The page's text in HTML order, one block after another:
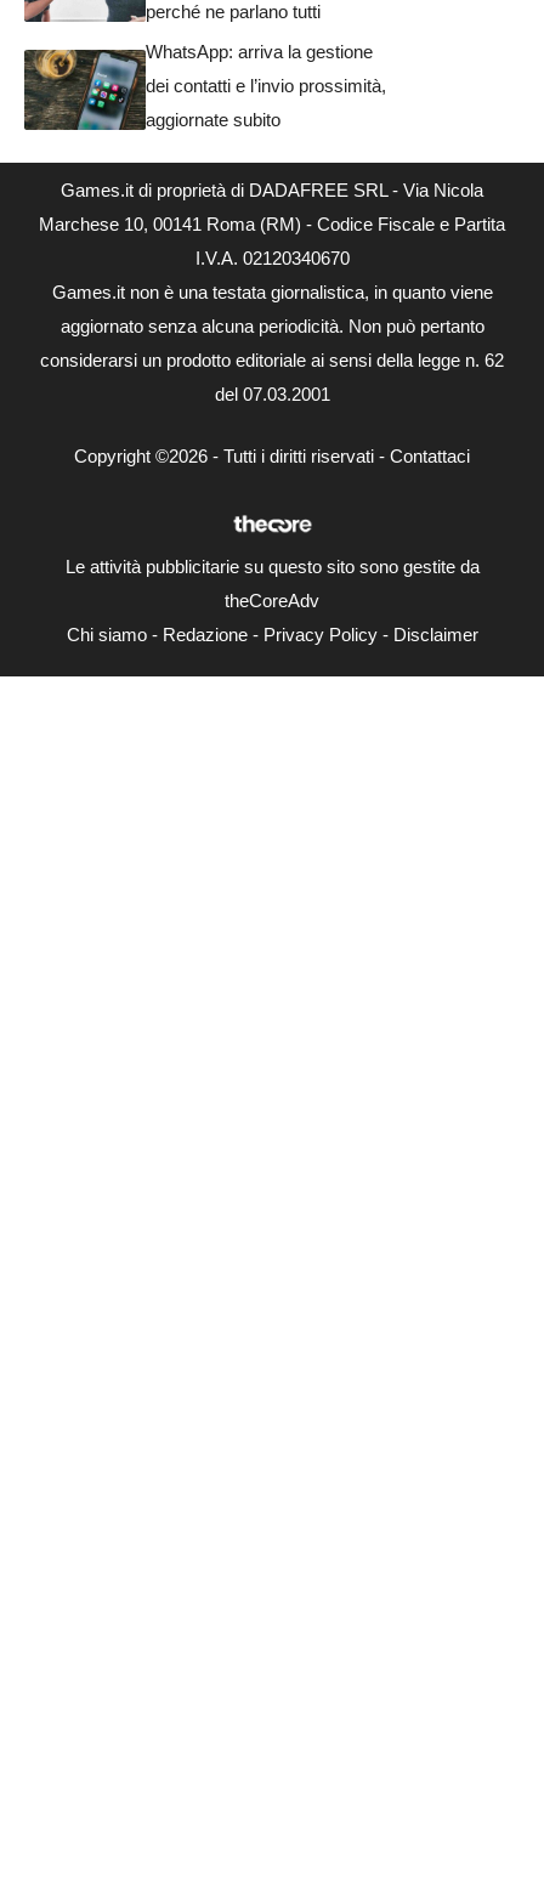
perché ne parlano tutti
WhatsApp: arriva la gestione
dei contatti e l’invio prossimità,
aggiornate subito
Games.it di proprietà di DADAFREE SRL - Via Nicola
Marchese 10, 00141 Roma (RM) - Codice Fiscale e Partita
I.V.A. 02120340670
Games.it non è una testata giornalistica, in quanto viene
aggiornato senza alcuna periodicità. Non può pertanto
considerarsi un prodotto editoriale ai sensi della legge n. 62
del 07.03.2001
Copyright ©2026 - Tutti i diritti riservati - Contattaci
Le attività pubblicitarie su questo sito sono gestite da
theCoreAdv
Chi siamo- Redazione- Privacy Policy- Disclaimer